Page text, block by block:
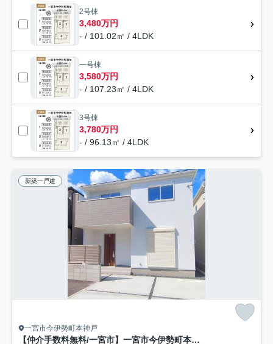
2号棟
3,480万円
- / 101.02㎡ / 4LDK
一号棟
3,580万円
- / 107.23㎡ / 4LDK
3号棟
3,780万円
- / 96.13㎡ / 4LDK
新築一戸建
一宮市今伊勢町本神戸
【仲介手数料無料/一宮市】一宮市今伊勢町本神戸 リーブルガーデン